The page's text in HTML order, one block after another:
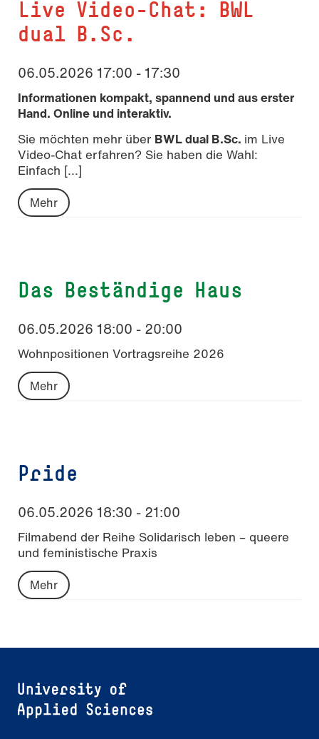
Live Video-Chat: BWL
dual B.Sc.
06.05.2026 17:00 - 17:30
Informationen kompakt, spannend und aus erster
Hand. Online und interaktiv.
Sie möchten mehr über BWL dual B.Sc. im Live
Video-Chat erfahren? Sie haben die Wahl:
Einfach [...]
Mehr
Das Beständige Haus
06.05.2026 18:00 - 20:00
Wohnpositionen Vortragsreihe 2026
Mehr
Pride
06.05.2026 18:30 - 21:00
Filmabend der Reihe Solidarisch leben – queere
und feministische Praxis
Mehr